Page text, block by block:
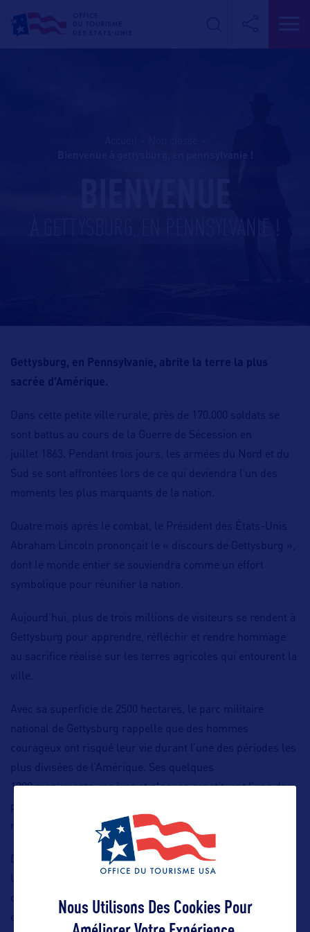
bienvenue à gettysburg, en pennsylvanie !
À GETTYSBURG, EN PENNSYLVANIE !
Gettysburg, en Pennsylvanie, abrite la terre la plus
sacrée d’Amérique.
Dans cette petite ville rurale, près de 170.000 soldats se
sont battus au cours de la Guerre de Sécession en
juillet 1863. Pendant trois jours, les armées du Nord et du
Sud se sont affrontées lors de ce qui deviendra l’un des
moments les plus marquants de la nation.
Quatre mois après le combat, le Président des États-Unis
Abraham Lincoln prononçait le « discours de Gettysburg »,
dont le monde entier se souviendra comme un effort
symbolique pour réunifier la nation.
Aujourd’hui, plus de trois millions de visiteurs se rendent à
Gettysburg pour apprendre, réfléchir et rendre hommage
au sacrifice réalisé sur les terres agricoles qui entourent la
ville.
Avec sa superficie de 2500 hectares, le parc militaire
national de Gettysburg rappelle que des hommes
courageux ont risqué leur vie durant l’une des périodes les
plus divisées de l’Amérique. Ses quelques
1300 monuments, repères et plaques constituent l’une des
plus grandes collections de sculptures extérieures au
monde.
Des musées sont dispersés dans toute la ville et racontent
l’histoire d’une communauté de soldats, de généraux et
d’habitants ravagés par la guerre, avant de se reconstruire
et de se redéfinir. Les maisons historiques plongent les
Nous Utilisons Des Cookies Pour